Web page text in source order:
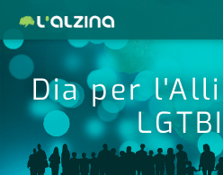
últimes
revistes
Dia per